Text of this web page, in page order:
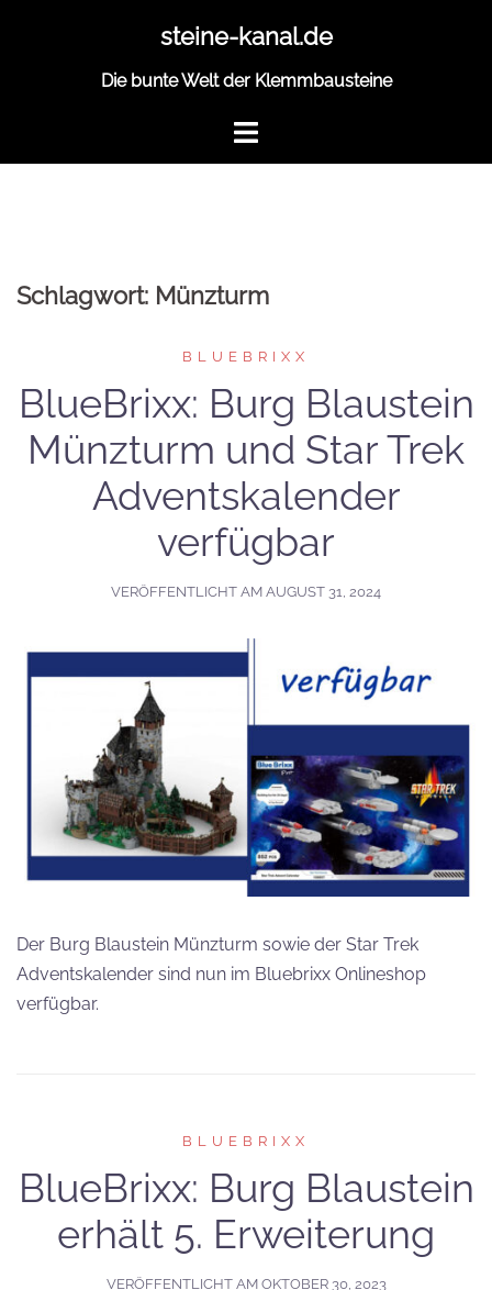
steine-kanal.de
Die bunte Welt der Klemmbausteine
Schlagwort: Münzturm
BLUEBRIXX
BlueBrixx: Burg Blaustein
Münzturm und Star Trek
Adventskalender
verfügbar
VERÖFFENTLICHT AM AUGUST 31, 2024
Der Burg Blaustein Münzturm sowie der Star Trek
Adventskalender sind nun im Bluebrixx Onlineshop
verfügbar.
BLUEBRIXX
BlueBrixx: Burg Blaustein
erhält 5. Erweiterung
VERÖFFENTLICHT AM OKTOBER 30, 2023